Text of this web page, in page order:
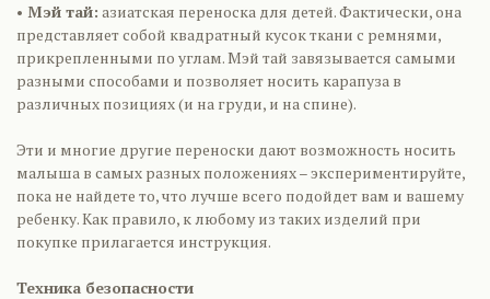
• Мэй тай: азиатская переноска для детей. Фактически, она
представляет собой квадратный кусок ткани с ремнями,
прикрепленными по углам. Мэй тай завязывается самыми
разными способами и позволяет носить карапуза в
различных позициях (и на груди, и на спине).
Эти и многие другие переноски дают возможность носить
малыша в самых разных положениях – экспериментируйте,
пока не найдете то, что лучше всего подойдет вам и вашему
ребенку. Как правило, к любому из таких изделий при
покупке прилагается инструкция.
Техника безопасности